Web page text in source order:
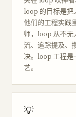
loop 的目标是把
他们的工程实践
师，loop 从不无
流、追踪提及、
决。loop 工程是
艺。
💡